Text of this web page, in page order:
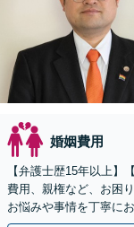
婚姻費用
【弁護士歴15年以上】
費用、親権など、お困
お悩みや事情を丁寧に
けています。有利な結